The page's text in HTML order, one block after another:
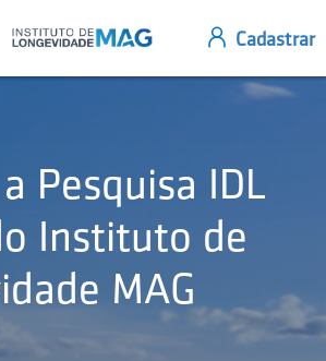
Pesquisa IDL
Instituto de
MAG